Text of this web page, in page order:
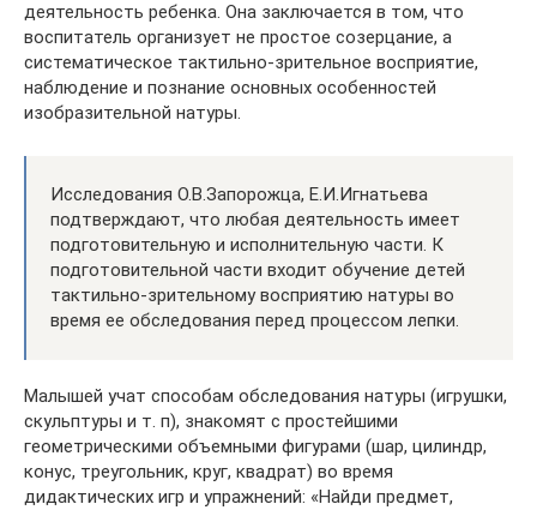
деятельность ребенка. Она заключается в том, что
воспитатель организует не простое созерцание, а
систематическое тактильно-зрительное восприятие,
наблюдение и познание основных особенностей
изобразительной натуры.
Исследования О.В.Запорожца, Е.И.Игнатьева
подтверждают, что любая деятельность имеет
подготовительную и исполнительную части. К
подготовительной части входит обучение детей
тактильно-зрительному восприятию натуры во
время ее обследования перед процессом лепки.
Малышей учат способам обследования натуры (игрушки,
скульптуры и т. п), знакомят с простейшими
геометрическими объемными фигурами (шар, цилиндр,
конус, треугольник, круг, квадрат) во время
дидактических игр и упражнений: «Найди предмет,